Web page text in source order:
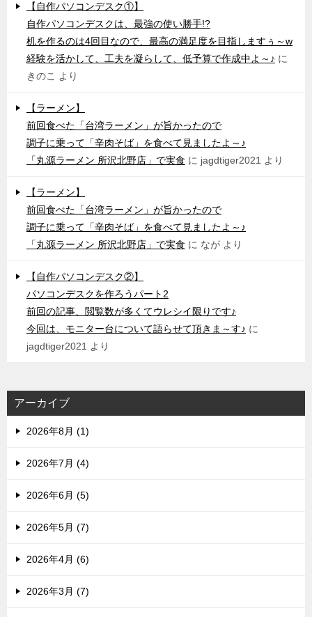
【自作パソコンデスク①】
自作パソコンデスクは、最強の使い勝手!?
机を作るのは4回目なので、最高の満足度を目指しますぅ～w
経験を活かして、工夫を凝らして、低予算で作成中よ～♪ に
きのこ
より
【ラーメン】
前回食べた「台湾ラーメン」が旨かったので
調子に乗って「辛肉そば」を食べて見ましたよ～♪
「丸源ラーメン 所沢北野店」で実食 に jagdtiger2021 より
【ラーメン】
前回食べた「台湾ラーメン」が旨かったので
調子に乗って「辛肉そば」を食べて見ましたよ～♪
「丸源ラーメン 所沢北野店」で実食 に なが より
【自作パソコンデスク②】
パソコンデスクを作ろうパート2
前回の記事、閲覧数が多くてウレシイ限りです♪
今回は、モニター台について語らせて頂きま～す♪ に
jagdtiger2021 より
アーカイブ
2026年8月 (1)
2026年7月 (4)
2026年6月 (5)
2026年5月 (7)
2026年4月 (6)
2026年3月 (7)